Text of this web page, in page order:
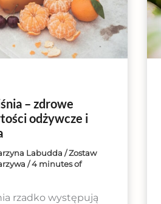
– zdrowe
odżywcze i
Labudda /Zostaw
/4 minutes of
rzadko występują